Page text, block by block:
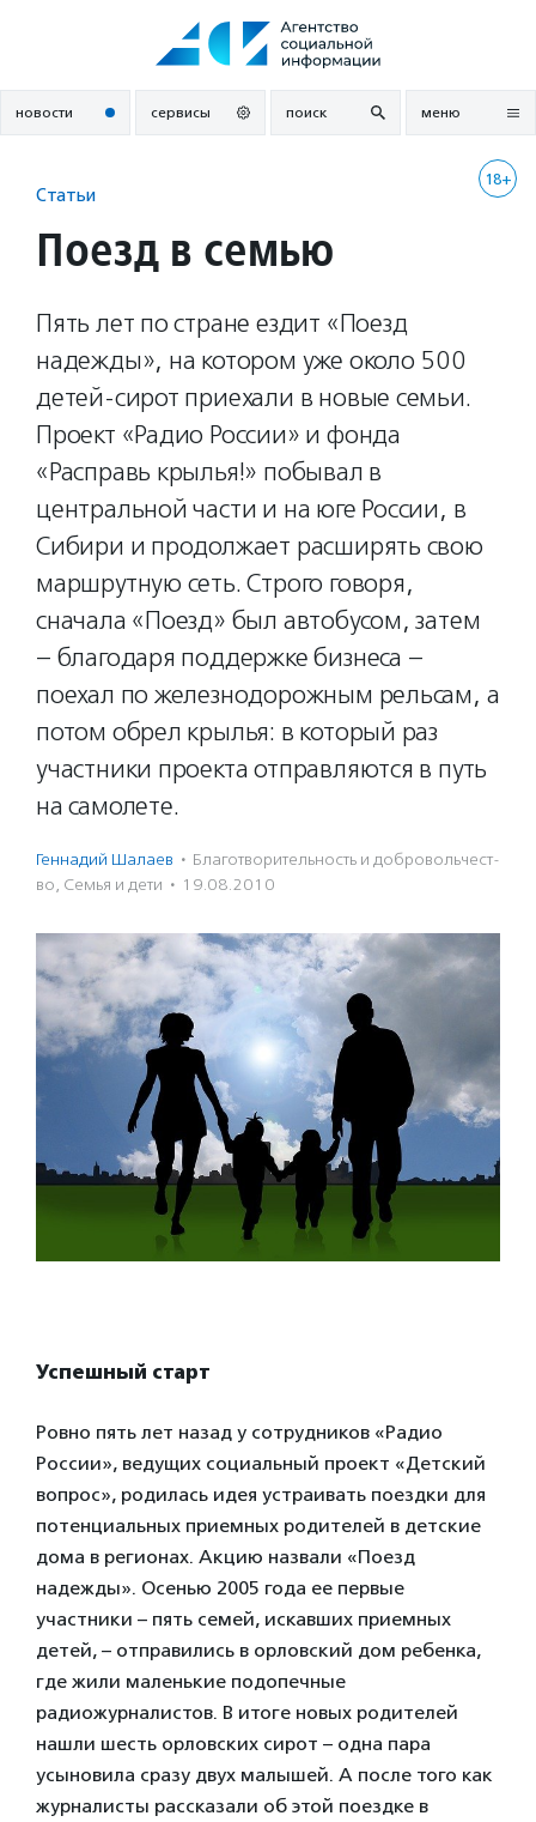
новости сервисы поиск меню
18+
Статьи
Поезд в семью
Пять лет по стране ездит «Поезд
надежды», на котором уже около 500
детей-сирот приехали в новые семьи.
Проект «Радио России» и фонда
«Расправь крылья!» побывал в
центральной части и на юге России, в
Сибири и продолжает расширять свою
маршрутную сеть. Строго говоря,
сначала «Поезд» был автобусом, затем
– благодаря поддержке бизнеса –
поехал по железнодорожным рельсам, а
потом обрел крылья: в который раз
участники проекта отправляются в путь
на самолете.
Геннадий Шалаев · Благотвори­тель­ность и доброволь­чест­
во, Семья и дети · 19.08.2010
Успешный старт
Ровно пять лет назад у сотрудников «Радио
России», ведущих социальный проект «Детский
вопрос», родилась идея устраивать поездки для
потенциальных приемных родителей в детские
дома в регионах. Акцию назвали «Поезд
надежды». Осенью 2005 года ее первые
участники – пять семей, искавших приемных
детей, – отправились в орловский дом ребенка,
где жили маленькие подопечные
радиожурналистов. В итоге новых родителей
нашли шесть орловских сирот – одна пара
усыновила сразу двух малышей. А после того как
журналисты рассказали об этой поездке в